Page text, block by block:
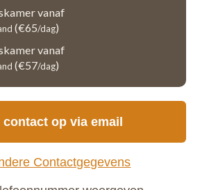
vanaf
(€65/dag)
vanaf
(€57/dag)
contact op via email
Contactgegevens